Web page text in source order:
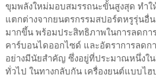
ขุมพลังใหม่มอบสมรรถนะขั้นสูงสุด ทำใ
แตกต่างจากยนตรกรรมสปอร์ตหรูรุ่นอื่
มากขึ้น พร้อมประสิทธิภาพในการลดกา
คาร์บอนไดออกไซด์ และอัตราการลดก
อย่างมีนัยสำคัญ ซึ่งอยู่ที่ประมาณหนึ่งใ
ทั่วไป ในทางกลับกัน เครื่องยนต์แบบไ